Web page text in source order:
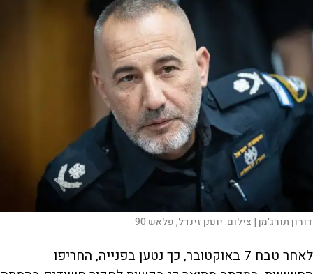
דורון תורג'מן | צילום:יונתן זינדל, פלאש 90
לאחר טבח 7 באוקטובר, כך נטען בפנייה, החריפו